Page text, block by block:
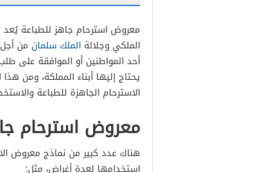
معروض استرحام من
معروض استرحام جاهز
معروض استرحام زواج
معروض استرحام جاهز للطباعة يُعد
الملكي وجلالة الملك سلمان من
أحد المواطنين أو الموافقة على
يحتاج إليها أبناء المملكة، ومن
الاسترحام الجاهزة للطباعة
معروض استرحام
هناك عدد كبير من نماذج معروض
استخدامها لعدة أغراض، مثل: